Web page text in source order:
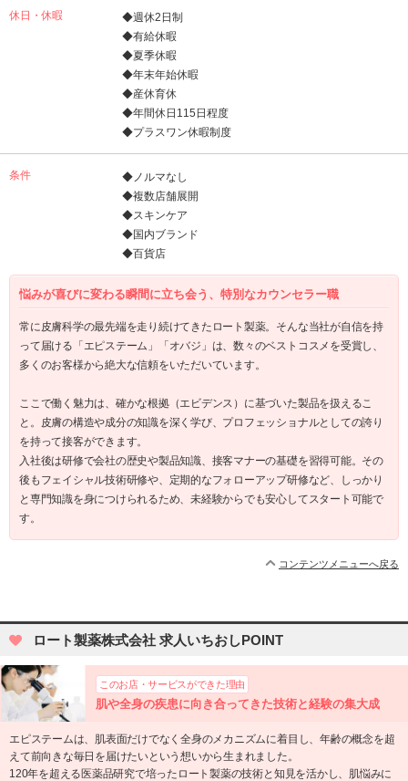
休日・休暇
◆週休2日制
◆有給休暇
◆夏季休暇
◆年末年始休暇
◆産休育休
◆年間休日115日程度
◆プラスワン休暇制度
条件
◆ノルマなし
◆複数店舗展開
◆スキンケア
◆国内ブランド
◆百貨店
悩みが喜びに変わる瞬間に立ち会う、特別なカウンセラー職
常に皮膚科学の最先端を走り続けてきたロート製薬。そんな当社が自信を持
って届ける「エピステーム」「オバジ」は、数々のベストコスメを受賞し、
多くのお客様から絶大な信頼をいただいています。
ここで働く魅力は、確かな根拠（エビデンス）に基づいた製品を扱えるこ
と。皮膚の構造や成分の知識を深く学び、プロフェッショナルとしての誇り
を持って接客ができます。
入社後は研修で会社の歴史や製品知識、接客マナーの基礎を習得可能。その
後もフェイシャル技術研修や、定期的なフォローアップ研修など、しっかり
と専門知識を身につけられるため、未経験からでも安心してスタート可能で
す。
コンテンツメニューへ戻る
ロート製薬株式会社 求人いちおしPOINT
このお店・サービスができた理由
肌や全身の疾患に向き合ってきた技術と経験の集大成
エピステームは、肌表面だけでなく全身のメカニズムに着目し、年齢の概念を超
えて前向きな毎日を届けたいという想いから生まれました。
120年を超える医薬品研究で培ったロート製薬の技術と知見を活かし、肌悩みに